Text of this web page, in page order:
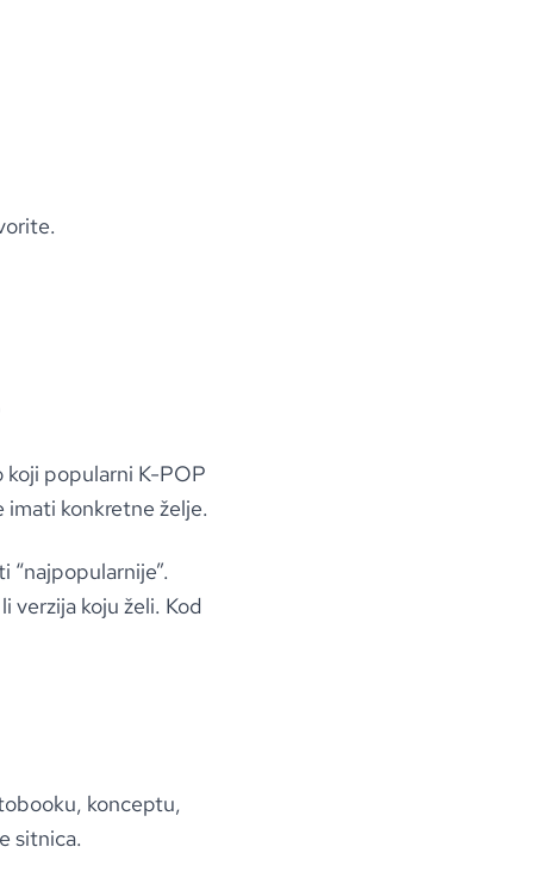
koji popularni K-POP
imati konkretne želje.
“najpopularnije”.
verzija koju želi. Kod
konceptu,
sitnica.